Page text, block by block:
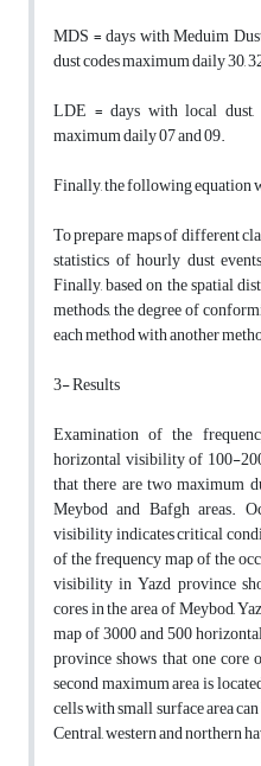
MDS = days with Meduim
dust codes maximum daily 30,
LDE = days with local dust,
maximum daily 07 and 09.
Finally, the following equation
To prepare maps of different
statistics of hourly dust
Finally, based on the spatial
methods, the degree of
each method with another
3- Results
Examination of the
horizontal visibility of 100-
that there are two maximum
Meybod and Bafgh areas.
visibility indicates critical
of the frequency map of the
visibility in Yazd province
cores in the area of Meybod,
map of 3000 and 500
province shows that one core
second maximum area is
cells with small surface area
Central, western and northern